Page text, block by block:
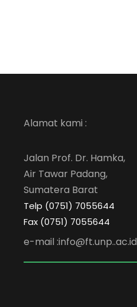
Alamat kami :
Jalan Prof. Dr. Hamka,
Air Tawar Padang,
Sumatera Barat
Telp (0751) 7055644
Fax (0751) 7055644
e-mail :info@ft.unp..ac.id